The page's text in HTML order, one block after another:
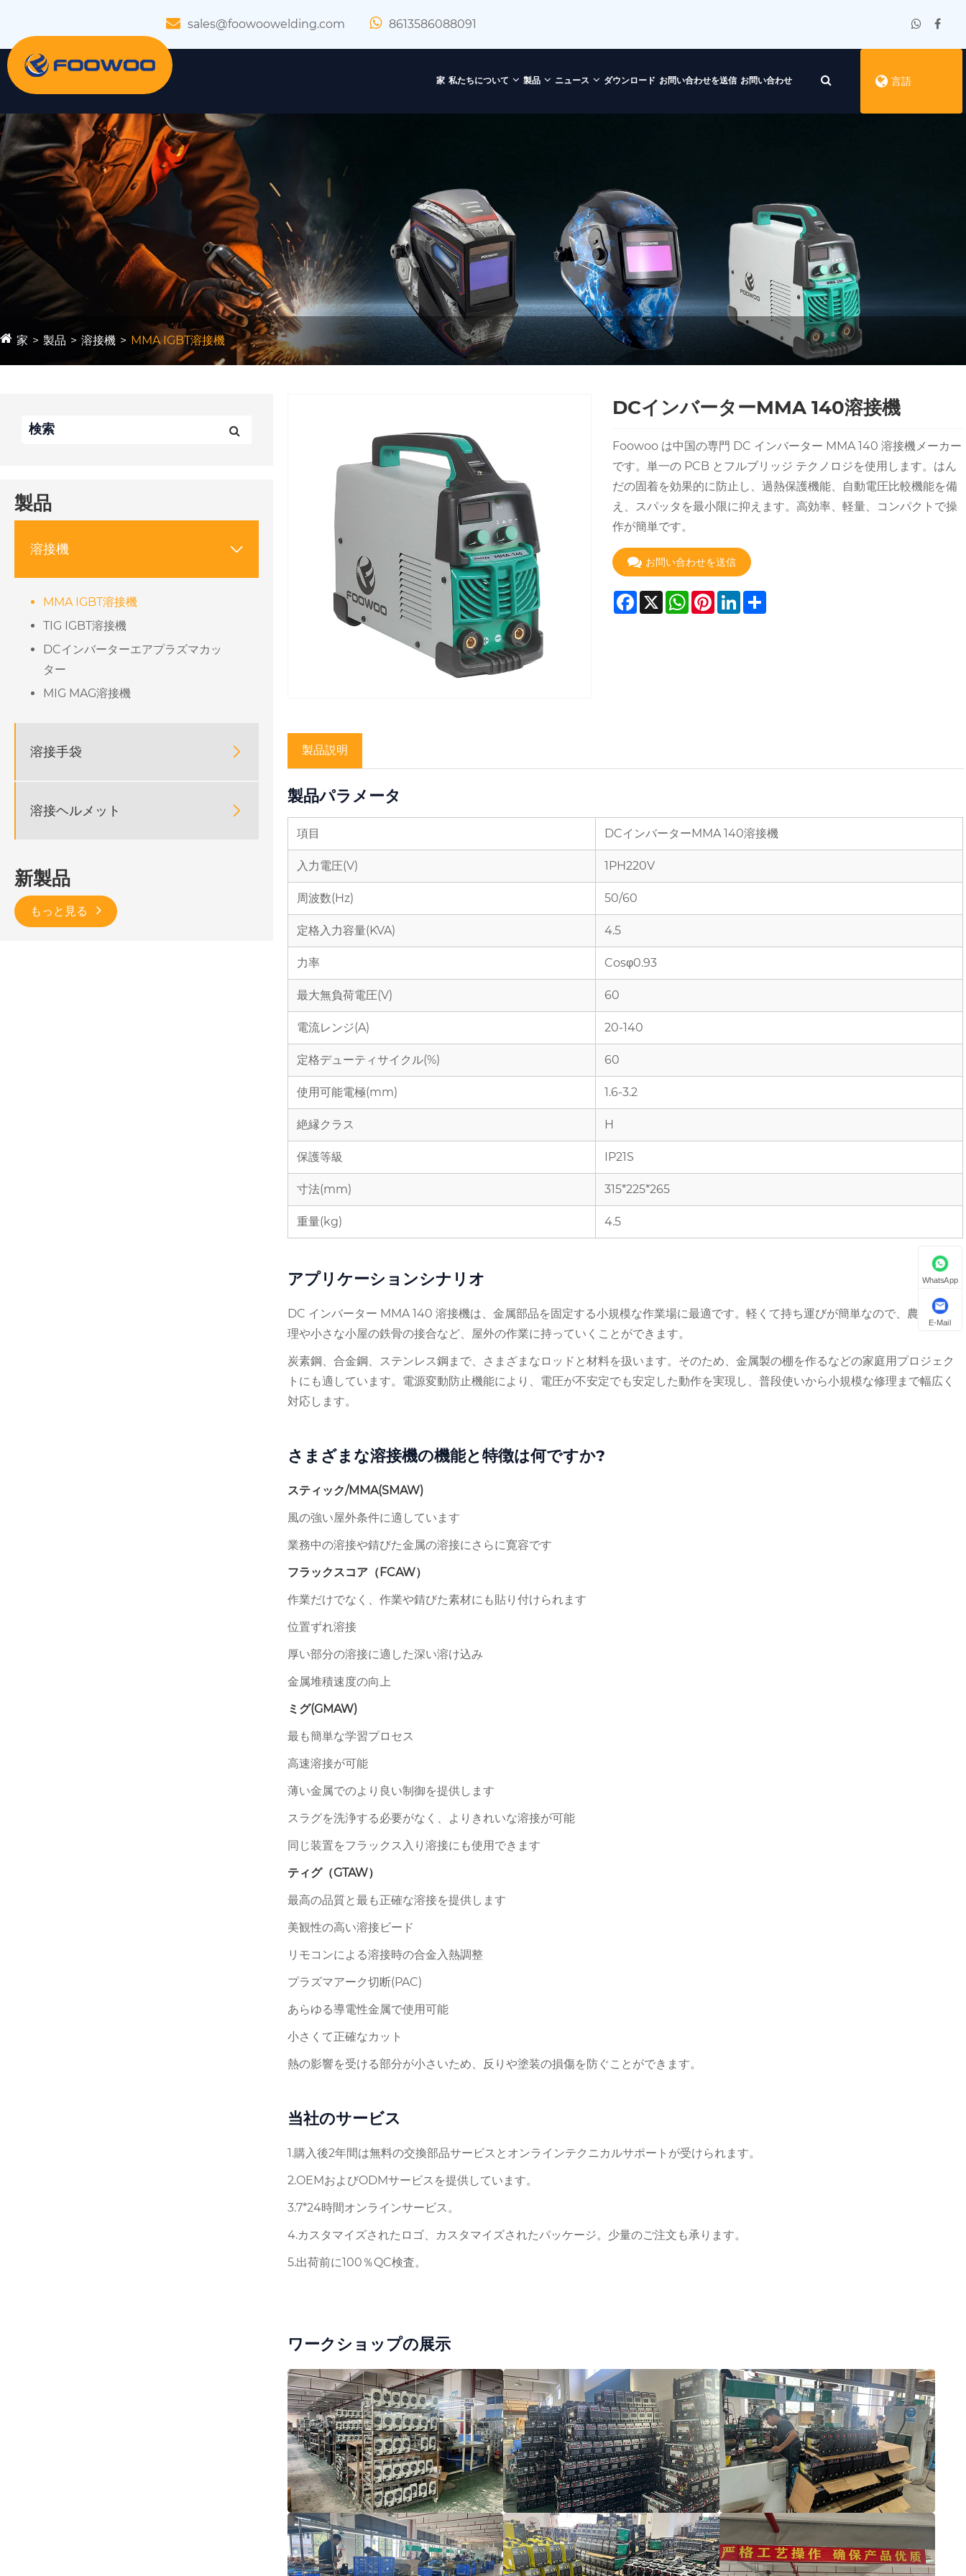
sales@foowoowelding.com 8613586088091
家 私たちについて 製品 ニュース ダウンロード お問い合わせを送信 お問い合わせ 言語
家 製品 溶接機 MMA IGBT溶接機
製品
溶接機 
MMA IGBT溶接機
TIG IGBT溶接機
DCインバーターエアプラズマカッ
ター
MIG MAG溶接機
溶接手袋 
溶接ヘルメット 
新製品
もっと見る
DCインバーターMMA 140溶接機
Foowoo は中国の専門 DC インバーター MMA 140 溶接機メーカー
です。単一の PCB とフルブリッジ テクノロジを使用します。はん
だの固着を効果的に防止し、過熱保護機能、自動電圧比較機能を備
え、スパッタを最小限に抑えます。高効率、軽量、コンパクトで操
作が簡単です。
お問い合わせを送信
Facebook
X WhatsApp
Pinterest
LinkedIn
Share
製品説明
製品パラメータ
項目 DCインバーターMMA 140溶接機
入力電圧(V) 1PH220V
周波数(Hz) 50/60
定格入力容量(KVA) 4.5
力率 Cosφ0.93
最大無負荷電圧(V) 60
電流レンジ(A) 20-140
定格デューティサイクル(%) 60
使用可能電極(mm) 1.6-3.2
絶縁クラス H
保護等級 IP21S
寸法(mm) 315*225*265
重量(kg) 4.5
アプリケーションシナリオ
DC インバーター MMA 140 溶接機は、金属部品を固定する小規模な作業場に最適です。軽くて持ち運びが簡単なので、農具の修
理や小さな小屋の鉄骨の接合など、屋外の作業に持っていくことができます。
炭素鋼、合金鋼、ステンレス鋼まで、さまざまなロッドと材料を扱います。そのため、金属製の棚を作るなどの家庭用プロジェク
トにも適しています。電源変動防止機能により、電圧が不安定でも安定した動作を実現し、普段使いから小規模な修理まで幅広く
対応します。
さまざまな溶接機の機能と特徴は何ですか?
スティック/MMA(SMAW)
風の強い屋外条件に適しています
業務中の溶接や錆びた金属の溶接にさらに寛容です
フラックスコア（FCAW）
作業だけでなく、作業や錆びた素材にも貼り付けられます
位置ずれ溶接
厚い部分の溶接に適した深い溶け込み
金属堆積速度の向上
ミグ(GMAW)
最も簡単な学習プロセス
高速溶接が可能
薄い金属でのより良い制御を提供します
スラグを洗浄する必要がなく、よりきれいな溶接が可能
同じ装置をフラックス入り溶接にも使用できます
ティグ（GTAW）
最高の品質と最も正確な溶接を提供します
美観性の高い溶接ビード
リモコンによる溶接時の合金入熱調整
プラズマアーク切断(PAC)
あらゆる導電性金属で使用可能
小さくて正確なカット
熱の影響を受ける部分が小さいため、反りや塗装の損傷を防ぐことができます。
当社のサービス
1.購入後2年間は無料の交換部品サービスとオンラインテクニカルサポートが受けられます。
2.OEMおよびODMサービスを提供しています。
3.7*24時間オンラインサービス。
4.カスタマイズされたロゴ、カスタマイズされたパッケージ。少量のご注文も承ります。
5.出荷前に100％QC検査。
ワークショップの展示
WhatsApp
E-Mail